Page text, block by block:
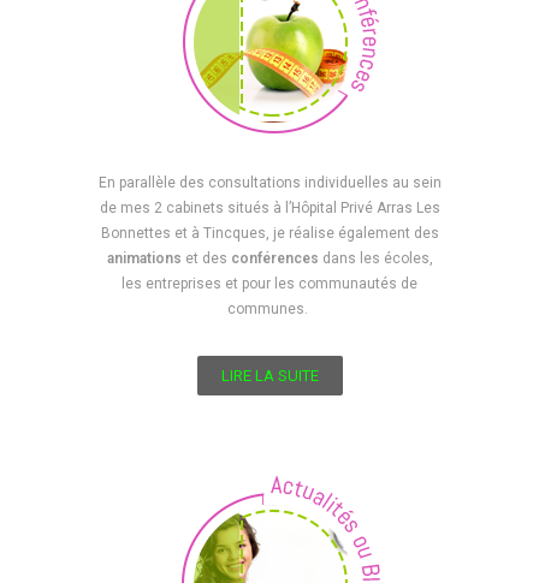
En parallèle des consultations individuelles au sein
de mes 2 cabinets situés à l’Hôpital Privé Arras Les
Bonnettes et à Tincques, je réalise également des
animations et des conférences dans les écoles,
les entreprises et pour les communautés de
communes.
LIRE LA SUITE